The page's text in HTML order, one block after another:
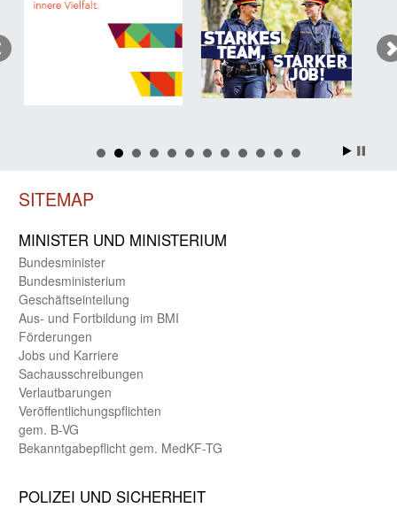
SITEMAP
MINISTER UND MINIST­ERIUM
Bundes­minister
Bundes­ministerium
Geschäfts­einteilung
Aus- und Fortbildung im BMI
Förderungen
Jobs und Karriere
Sachaus­schreibungen
Verlautbarungen
Veröffentlichungspflichten
gem. B-VG
Bekanntgabepflicht gem. MedKF-TG
POLIZEI UND SICHER­HEIT